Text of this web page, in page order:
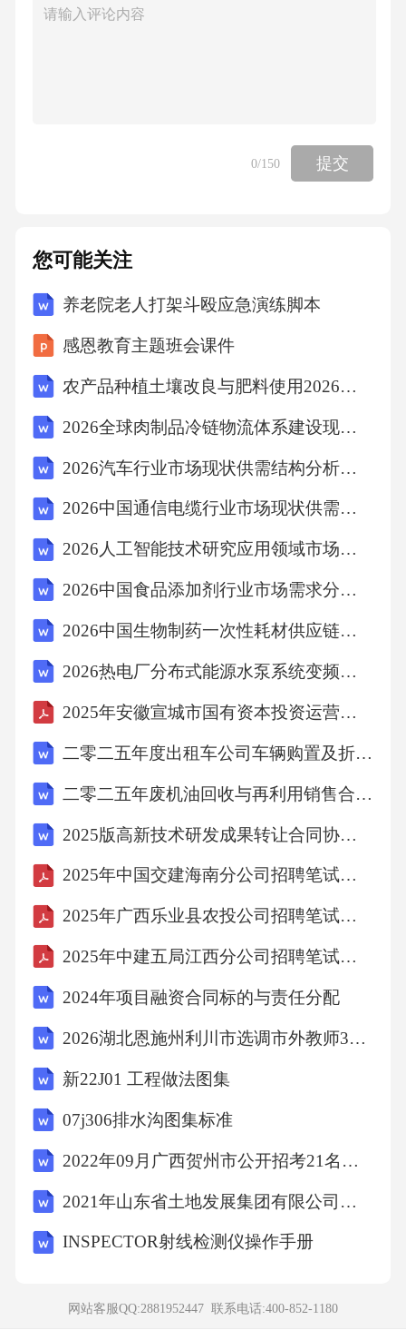
饰语的合作多指经济合作；“友好”指的是政治关
系。
2、根据《中华人民共和国预备役人员法》，下
A．预备役人员分为预备役军官和预备役兵
B．预备役军衔的授予和晋升，以预备役人员任
职岗位、德才表现、服役时间和做出的贡献为
依据
C．预备役人员的教育训练，坚持军队教育、训
练实践、职业培训相结合
预备役登记地
〖正确答案〗
B
年中央纪委国家监委驻中国国家铁路集团有限
公司招聘笔试参考题库附带答案详解
有限公司招聘笔试参考题库附带答案详解2/66
〖答案解析〗
本题考查法律常识。
二条第二款规定：“预备役人员分为预备役军官
0/150 提交
您可能关注
养老院老人打架斗殴应急演练脚本
感恩教育主题班会课件
农产品种植土壤改良与肥料使用2026年考试及答案试卷
2026全球肉制品冷链物流体系建设现状分析需求加速增长下的投资布局规划研究
2026汽车行业市场现状供需结构分析投资评估
2026中国通信电缆行业市场现状供需分析及投资前景规划分析研究报告
2026人工智能技术研究应用领域市场进展调研及商业模式创新报告
2026中国食品添加剂行业市场需求分析及投资前景评估报告
2026中国生物制药一次性耗材供应链风险评估报告
2026热电厂分布式能源水泵系统变频调速效率节能增容设备优化改造实施报告
2025年安徽宣城市国有资本投资运营控股集团有限公司招聘笔试参考题库附带答案详解
二零二五年度出租车公司车辆购置及折旧处理合同2篇
二零二五年废机油回收与再利用销售合同3篇
2025版高新技术研发成果转让合同协议书3篇
2025年中国交建海南分公司招聘笔试参考题库含答案解析
2025年广西乐业县农投公司招聘笔试参考题库含答案解析
2025年中建五局江西分公司招聘笔试参考题库含答案解析
2024年项目融资合同标的与责任分配
2026湖北恩施州利川市选调市外教师30人考前冲刺密卷附完整答案详解（全优）
新22J01 工程做法图集
07j306排水沟图集标准
2022年09月广西贺州市公开招考21名县级政府统计机构统计协管员（协统员）模拟卷3套含答案附详解
2021年山东省土地发展集团有限公司招聘笔试试题及答案解析
INSPECTOR射线检测仪操作手册
网站客服QQ:2881952447 联系电话:400-852-1180